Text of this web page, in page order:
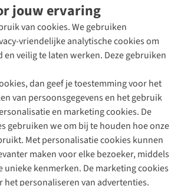
jouw ervaring
van cookies. We gebruiken
vriendelijke analytische cookies om
en veilig te laten werken. Deze gebruiken
dan geef je toestemming voor het
van persoonsgegevens en het gebruik
en marketing cookies. De
gebruiken we om bij te houden hoe onze
Met personalisatie cookies kunnen
maken voor elke bezoeker, middels
unieke kenmerken. De marketing cookies
het personaliseren van advertenties.
een Buitenexpert
50 88